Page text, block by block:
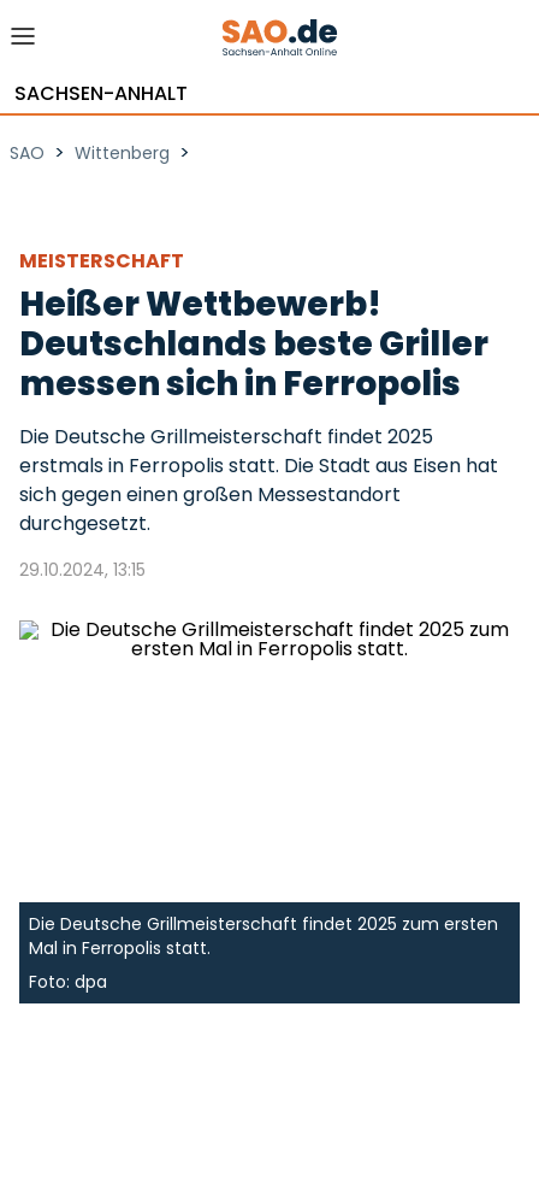
SACHSEN-ANHALT
SAO > Wittenberg >
MEISTERSCHAFT
Heißer Wettbewerb!
Deutschlands beste Griller
messen sich in Ferropolis
Die Deutsche Grillmeisterschaft findet 2025
erstmals in Ferropolis statt. Die Stadt aus Eisen hat
sich gegen einen großen Messestandort
durchgesetzt.
29.10.2024, 13:15
Die Deutsche Grillmeisterschaft findet 2025 zum ersten
Mal in Ferropolis statt.
Foto: dpa